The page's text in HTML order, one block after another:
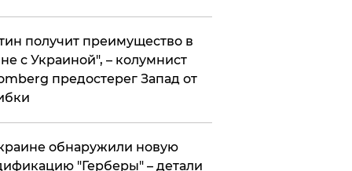
получит преимущество в
с Украиной", – колумнист
предостерег Запад от
обнаружили новую
"Герберы" – детали